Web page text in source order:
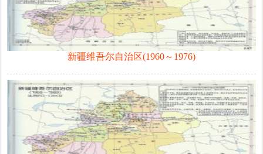
新疆维吾尔自治区(1960～1976)